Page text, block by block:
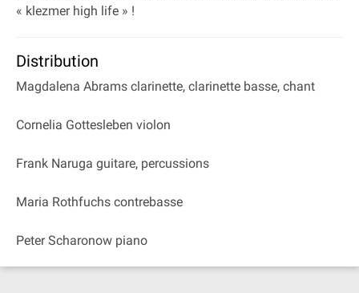
« klezmer high life » !
Distribution
Magdalena Abrams clarinette, clarinette basse, chant
Cornelia Gottesleben violon
Frank Naruga guitare, percussions
Maria Rothfuchs contrebasse
Peter Scharonow piano